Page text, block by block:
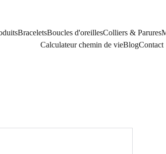
BraceletsBoucles d'oreillesColliers & Parures
Calculateur chemin de vieBlogContact